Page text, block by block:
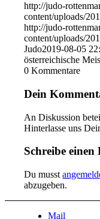
http://judo-
content/uploads/
http://judo-
content/uploads/
Judo2019-08-05
österreichische
0 Kommentare
Dein
An Diskussion
Hinterlasse uns
Schreibe
Du musst
abzugeben.
Mail